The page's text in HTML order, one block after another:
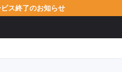
ス終了のお知らせ